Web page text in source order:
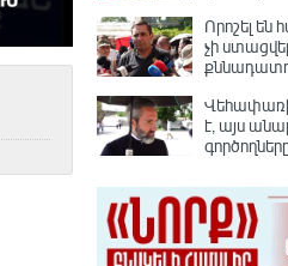
Որոշել են
չի
Վեհափառի
է, այս